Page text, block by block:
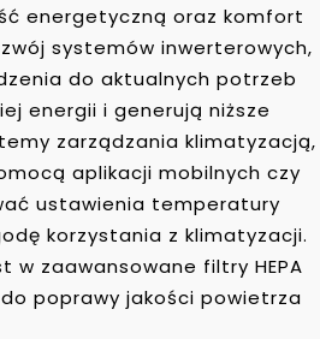
energetyczną oraz komfort
systemów inwerterowych,
do aktualnych potrzeb
energii i generują niższe
zarządzania klimatyzacją,
aplikacji mobilnych czy
ustawienia temperatury
korzystania z klimatyzacji.
zaawansowane filtry HEPA
poprawy jakości powietrza